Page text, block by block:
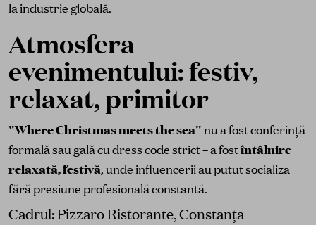
la industrie globală.
Atmosfera
evenimentului: festiv,
relaxat, primitor
"Where Christmas meets the sea" nu a fost conferință
formală sau gală cu dress code strict – a fostîntâlnire
relaxată, festivă, unde influencerii au putut socializa
fără presiune profesională constantă.
Cadrul: Pizzaro Ristorante, Constanța